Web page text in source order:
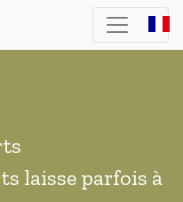
laisse parfois à